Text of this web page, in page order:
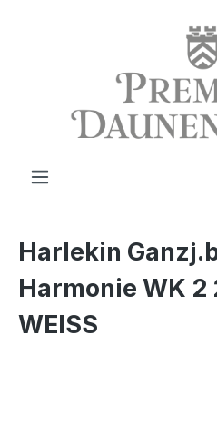
Harlekin
Harmonie WK 2
WEISS